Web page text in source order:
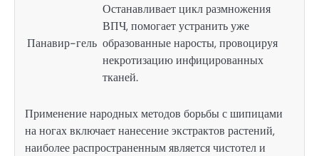
Панавир-гель
Останавливает цикл размножения
ВПЧ, помогает устранить уже
образованные наросты, провоцируя
некротизацию инфицированных
тканей.
Применение народных методов борьбы с шипицами
на ногах включает нанесение экстрактов растений,
наиболее распространенным является чистотел и